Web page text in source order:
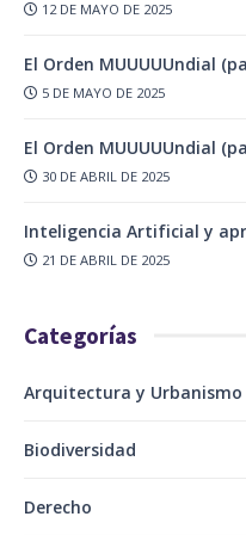
12 DE MAYO DE 2025
El Orden MUUUUUndial
5 DE MAYO DE 2025
El Orden MUUUUUndial
30 DE ABRIL DE 2025
Inteligencia Artificial y
21 DE ABRIL DE 2025
Categorías
Arquitectura y Urbanismo
Biodiversidad
Derecho